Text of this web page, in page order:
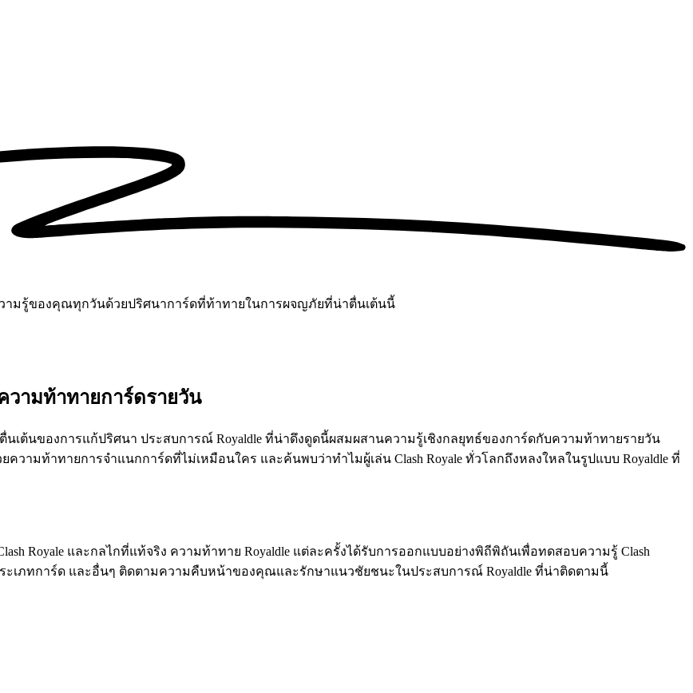
วามรู้ของคุณทุกวันด้วยปริศนาการ์ดที่ท้าทายในการผจญภัยที่น่าตื่นเต้นนี้
วามท้าทายการ์ดรายวัน
นเต้นของการแก้ปริศนา ประสบการณ์ Royaldle ที่น่าดึงดูดนี้ผสมผสานความรู้เชิงกลยุทธ์ของการ์ดกับความท้าทายรายวัน
ความท้าทายการจำแนกการ์ดที่ไม่เหมือนใคร และค้นพบว่าทำไมผู้เล่น Clash Royale ทั่วโลกถึงหลงใหลในรูปแบบ Royaldle ที่
Royale และกลไกที่แท้จริง ความท้าทาย Royaldle แต่ละครั้งได้รับการออกแบบอย่างพิถีพิถันเพื่อทดสอบความรู้ Clash
ะเภทการ์ด และอื่นๆ ติดตามความคืบหน้าของคุณและรักษาแนวชัยชนะในประสบการณ์ Royaldle ที่น่าติดตามนี้